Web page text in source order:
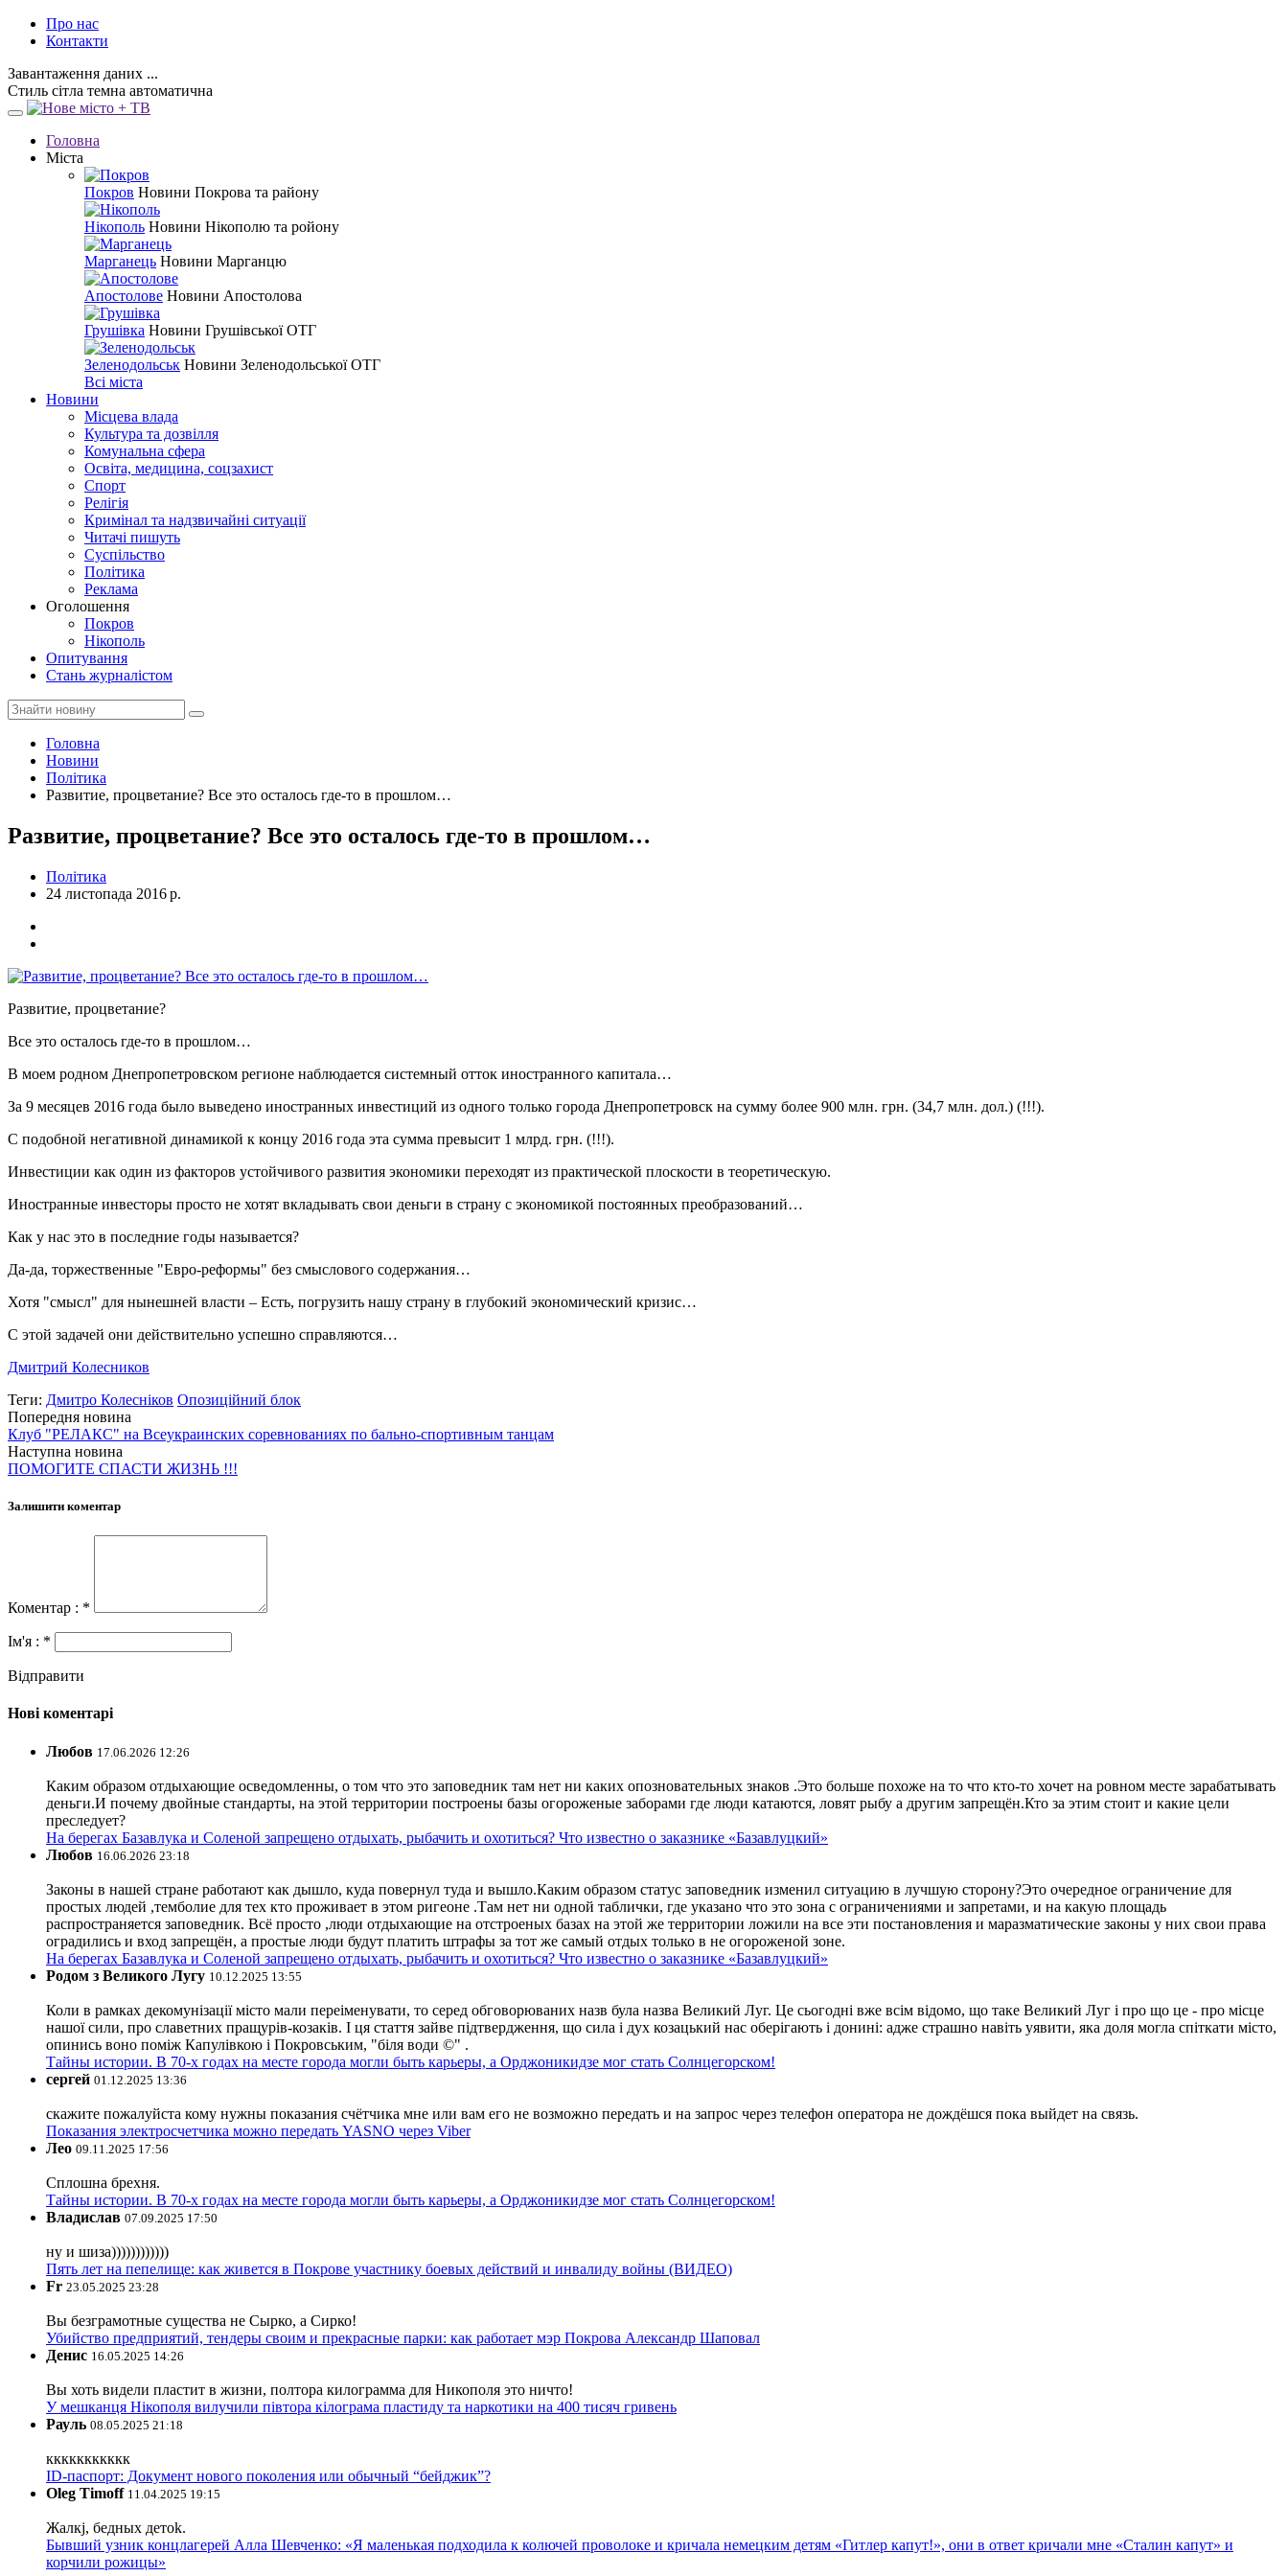
Про нас
Контакти
Завантаження даних ...
Стиль сітла темна автоматична
Головна
Міста
Покров Новини Покрова та району
Нікополь Новини Нікополю та ройону
Марганець Новини Марганцю
Апостолове Новини Апостолова
Грушівка Новини Грушівської ОТГ
Зеленодольськ Новини Зеленодольської ОТГ
Всі міста
Новини
Місцева влада
Культура та дозвілля
Комунальна сфера
Освіта, медицина, соцзахист
Спорт
Релігія
Кримінал та надзвичайні ситуації
Читачі пишуть
Суспільство
Політика
Реклама
Оголошення
Покров
Нікополь
Опитування
Стань журналістом
Головна
Новини
Політика
Развитие, процветание? Все это осталось где-то в прошлом…
Развитие, процветание? Все это осталось где-то в прошлом…
Політика
24 листопада 2016 р.
Развитие, процветание?
Все это осталось где-то в прошлом…
В моем родном Днепропетровском регионе наблюдается системный отток иностранного капитала…
За 9 месяцев 2016 года было выведено иностранных инвестиций из одного только города Днепропетровск на сумму более 900 млн. грн. (34,7 млн. дол.) (!!!).
С подобной негативной динамикой к концу 2016 года эта сумма превысит 1 млрд. грн. (!!!).
Инвестиции как один из факторов устойчивого развития экономики переходят из практической плоскости в теоретическую.
Иностранные инвесторы просто не хотят вкладывать свои деньги в страну с экономикой постоянных преобразований…
Как у нас это в последние годы называется?
Да-да, торжественные "Евро-реформы" без смыслового содержания…
Хотя "смысл" для нынешней власти – Есть, погрузить нашу страну в глубокий экономический кризис…
С этой задачей они действительно успешно справляются…
Дмитрий Колесников
Теги: Дмитро Колесніков Опозиційний блок
Попередня новина
Клуб "РЕЛАКС" на Всеукраинских соревнованиях по бально-спортивным танцам
Наступна новина
ПОМОГИТЕ СПАСТИ ЖИЗНЬ !!!
Залишити коментар
Коментар : *
Ім'я : *
Відправити
Нові коментарі
Любов 17.06.2026 12:26
Каким образом отдыхающие осведомленны, о том что это заповедник там нет ни каких опозновательных знаков .Это больше похоже на то что кто-то хочет на ровном месте зарабатывать
деньги.И почему двойные стандарты, на этой территории построены базы огороженые заборами где люди катаются, ловят рыбу а другим запрещён.Кто за этим стоит и какие цели
преследует?
На берегах Базавлука и Соленой запрещено отдыхать, рыбачить и охотиться? Что известно о заказнике «Базавлуцкий»
Любов 16.06.2026 23:18
Законы в нашей стране работают как дышло, куда повернул туда и вышло.Каким образом статус заповедник изменил ситуацию в лучшую сторону?Это очередное ограничение для
простых людей ,темболие для тех кто проживает в этом ригеоне .Там нет ни одной таблички, где указано что это зона с ограничениями и запретами, и на какую площадь
распространяется заповедник. Всё просто ,люди отдыхающие на отстроеных базах на этой же территории ложили на все эти постановления и маразматические законы у них свои права
оградились и вход запрещён, а простые люди будут платить штрафы за тот же самый отдых только в не огороженой зоне.
На берегах Базавлука и Соленой запрещено отдыхать, рыбачить и охотиться? Что известно о заказнике «Базавлуцкий»
Родом з Великого Лугу 10.12.2025 13:55
Коли в рамках декомунізації місто мали переіменувати, то серед обговорюваних назв була назва Великий Луг. Це сьогодні вже всім відомо, що таке Великий Луг і про що це - про місце
нашої сили, про славетних пращурів-козаків. І ця стаття зайве підтвердження, що сила і дух козацький нас оберігають і донині: адже страшно навіть уявити, яка доля могла спіткати місто,
опинись воно поміж Капулівкою і Покровським, "біля води ©" .
Тайны истории. В 70-х годах на месте города могли быть карьеры, а Орджоникидзе мог стать Солнцегорском!
сергей 01.12.2025 13:36
скажите пожалуйста кому нужны показания счётчика мне или вам его не возможно передать и на запрос через телефон оператора не дождёшся пока выйдет на связь.
Показания электросчетчика можно передать YASNO через Viber
Лео 09.11.2025 17:56
Сплошна брехня.
Тайны истории. В 70-х годах на месте города могли быть карьеры, а Орджоникидзе мог стать Солнцегорском!
Владислав 07.09.2025 17:50
ну и шиза))))))))))))
Пять лет на пепелище: как живется в Покрове участнику боевых действий и инвалиду войны (ВИДЕО)
Fr 23.05.2025 23:28
Вы безграмотные существа не Сырко, а Сирко!
Убийство предприятий, тендеры своим и прекрасные парки: как работает мэр Покрова Александр Шаповал
Денис 16.05.2025 14:26
Вы хоть видели пластит в жизни, полтора килограмма для Никополя это ничто!
У мешканця Нікополя вилучили півтора кілограма пластиду та наркотики на 400 тисяч гривень
Рауль 08.05.2025 21:18
ккккккккккк
ID-паспорт: Документ нового поколения или обычный “бейджик”?
Oleg Timoff 11.04.2025 19:15
Жалкj, бедных детok.
Бывший узник концлагерей Алла Шевченко: «Я маленькая подходила к колючей проволоке и кричала немецким детям «Гитлер капут!», они в ответ кричали мне «Сталин капут» и
корчили рожицы»